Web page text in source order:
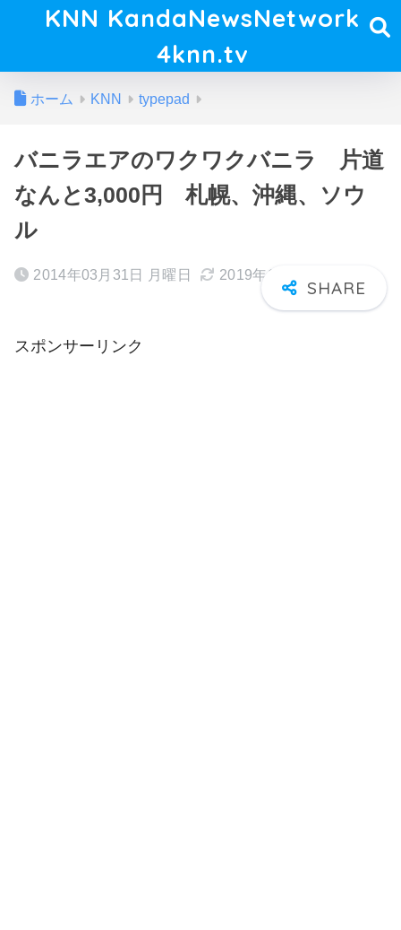
KNN KandaNewsNetwork
4knn.tv
ホーム KNN typepad
バニラエアのワクワクバニラ 片道
なんと3,000円 札幌、沖縄、ソウ
ル
2014年03月31日 月曜日 2019年11月26日 火曜日
スポンサーリンク